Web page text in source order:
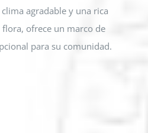
agradable y una rica
ofrece un marco de
para su comunidad.